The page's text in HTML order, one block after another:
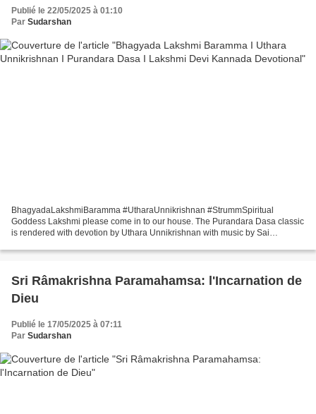
Publié le 22/05/2025 à 01:10
Par Sudarshan
BhagyadaLakshmiBaramma #UtharaUnnikrishnan #StrummSpiritual
Goddess Lakshmi please come in to our house. The Purandara Dasa classic
is rendered with devotion by Uthara Unnikrishnan with music by Sai
Sri Râmakrishna Paramahamsa: l'Incarnation de
Dieu
Publié le 17/05/2025 à 07:11
Par Sudarshan